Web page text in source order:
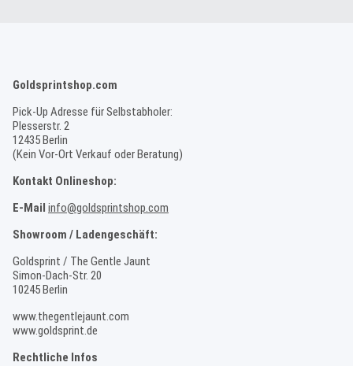
Goldsprintshop.com
Pick-Up Adresse für Selbstabholer:
Plesserstr. 2
12435 Berlin
(Kein Vor-Ort Verkauf oder Beratung)
Kontakt Onlineshop:
E-Mail info@goldsprintshop.com
Showroom / Ladengeschäft:
Goldsprint / The Gentle Jaunt
Simon-Dach-Str. 20
10245 Berlin
www.thegentlejaunt.com
www.goldsprint.de
Rechtliche Infos